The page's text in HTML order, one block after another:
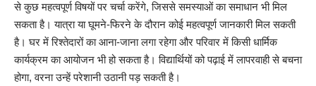
से कुछ महत्वपूर्ण विषयों पर चर्चा करेंगे, जिससे समस्याओं का समाधान भी मिल
सकता है। यात्रा या घूमने-फिरने के दौरान कोई महत्वपूर्ण जानकारी मिल सकती
है। घर में रिश्तेदारों का आना-जाना लगा रहेगा और परिवार में किसी धार्मिक
कार्यक्रम का आयोजन भी हो सकता है। विद्यार्थियों को पढ़ाई में लापरवाही से बचना
होगा, वरना उन्हें परेशानी उठानी पड़ सकती है।